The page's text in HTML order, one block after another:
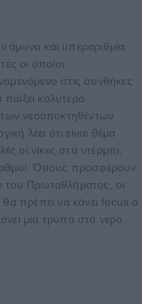
άμυνα και υπεραριθμία
οι οποίοι
στις συνθήκες
καλύτερο
νεοαποκτηθέντων
λέει ότι είναι θέμα
οι νίκες στα ντέρμπι,
Όσους προσφέρουν
του Πρωταθλήματος, οι
θα πρέπει να κάνει focus o
μία τρύπα στο νερό.